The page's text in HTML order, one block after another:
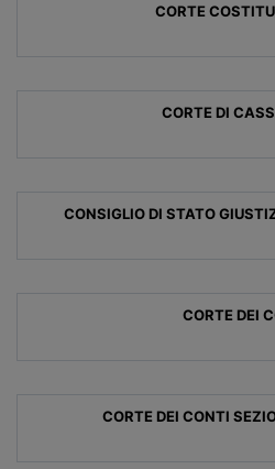
CORTE
CORTE DI
CONSIGLIO DI STATO
CORTE DEI
CORTE DEI CONTI